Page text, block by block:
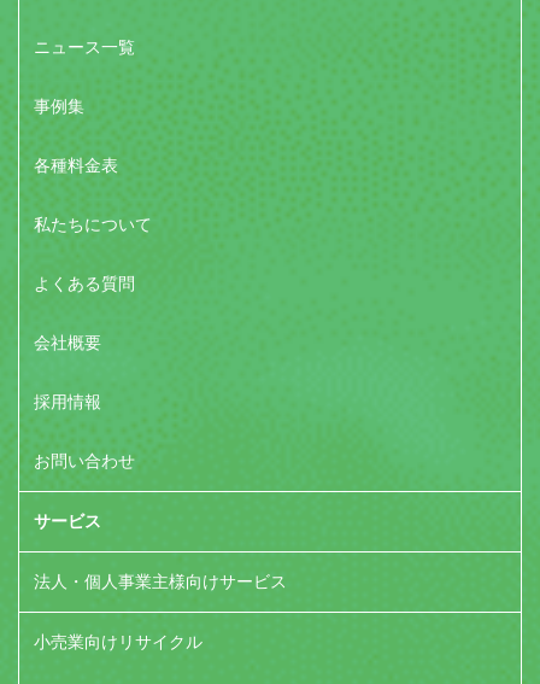
ニュース一覧
事例集
各種料金表
私たちについて
よくある質問
会社概要
採用情報
お問い合わせ
サービス
法人・個人事業主様向けサービス
小売業向けリサイクル